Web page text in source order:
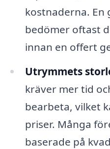
kostnaderna. En
bedömer oftast
innan en offert
Utrymmets
kräver mer tid
bearbeta, vilket
priser. Många
baserade på